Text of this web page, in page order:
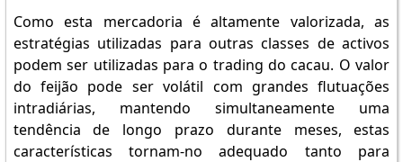
Como esta mercadoria é altamente valorizada, as
estratégias utilizadas para outras classes de activos
podem ser utilizadas para o trading do cacau. O valor
do feijão pode ser volátil com grandes flutuações
intradiárias, mantendo simultaneamente uma
tendência de longo prazo durante meses, estas
características tornam-no adequado tanto para